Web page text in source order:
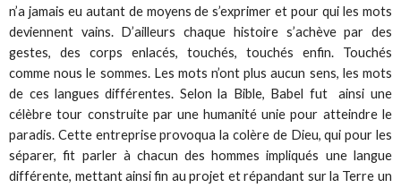
n’a jamais eu autant de moyens de s’exprimer et pour qui les mots
deviennent vains. D’ailleurs chaque histoire s’achève par des
gestes, des corps enlacés, touchés, touchés enfin. Touchés
comme nous le sommes. Les mots n’ont plus aucun sens, les mots
de ces langues différentes. Selon la Bible, Babel fut ainsi une
célèbre tour construite par une humanité unie pour atteindre le
paradis. Cette entreprise provoqua la colère de Dieu, qui pour les
séparer, fit parler à chacun des hommes impliqués une langue
différente, mettant ainsi fin au projet et répandant sur la Terre un